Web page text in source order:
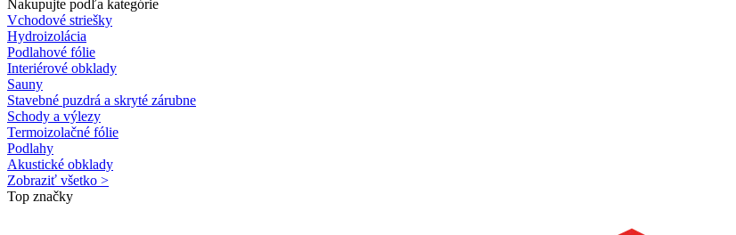
Nakupujte podľa kategórie
Vchodové striešky
Hydroizolácia
Podlahové fólie
Interiérové obklady
Sauny
Stavebné puzdrá a skryté zárubne
Schody a výlezy
Termoizolačné fólie
Podlahy
Akustické obklady
Zobraziť všetko >
Top značky